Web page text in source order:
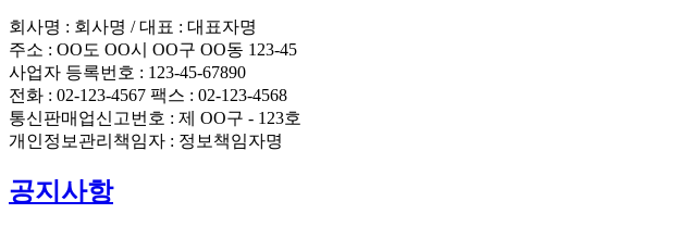
회사명 : 회사명 / 대표 : 대표자명
주소 : OO도 OO시 OO구 OO동 123-45
사업자 등록번호 : 123-45-67890
전화 : 02-123-4567 팩스 : 02-123-4568
통신판매업신고번호 : 제 OO구 - 123호
개인정보관리책임자 : 정보책임자명
공지사항